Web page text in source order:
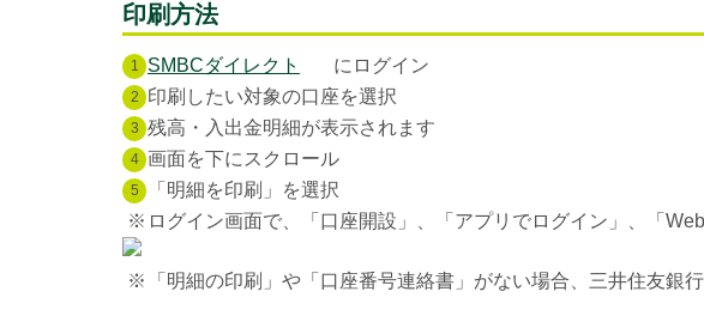
印刷方法
1 SMBCダイレクト にログイン
2 印刷したい対象の口座を選択
3 残高・入出金明細が表示されます
4 画面を下にスクロール
5
「明細を印刷」を選択
※ ログイン画面で、「口座開設」、「アプリでログイン」、「
※ 「明細の印刷」や「口座番号連絡書」がない場合、三井住友